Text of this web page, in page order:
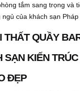
tắm sang trọng và
ngủ của khách sạn
THẤT QUẦY
SẠN KIẾN
ĐẸP